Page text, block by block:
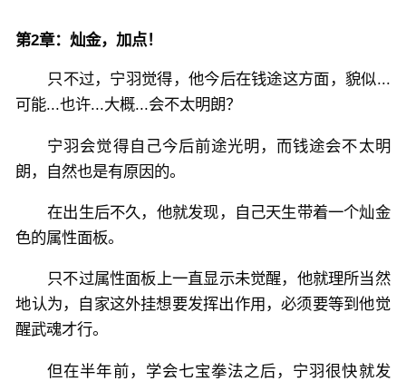
第2章：灿金，加点！
只不过，宁羽觉得，他今后在钱途这方面，貌似...
可能...也许...大概...会不太明朗？
宁羽会觉得自己今后前途光明，而钱途会不太明
朗，自然也是有原因的。
在出生后不久，他就发现，自己天生带着一个灿金
色的属性面板。
只不过属性面板上一直显示未觉醒，他就理所当然
地认为，自家这外挂想要发挥出作用，必须要等到他觉
醒武魂才行。
但在半年前，学会七宝拳法之后，宁羽很快就发